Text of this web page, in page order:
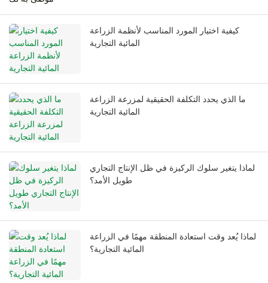
كيفية اختيار المورد المناسب لأنظمة الزراعة
المائية التجارية
ما الذي يحدد التكلفة الحقيقية لمزرعة الزراعة
المائية التجارية
لماذا يتغير سلوك الركيزة في ظل الإنتاج التجاري
طويل الأمد؟
لماذا يُعد وقت استعادة المنطقة مهمًا في الزراعة
المائية التجارية؟